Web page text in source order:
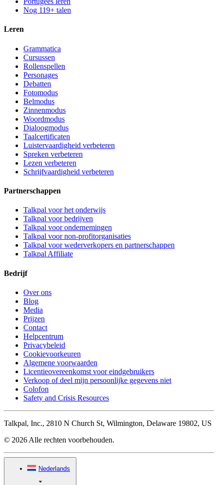
Nog 119+ talen
Leren
Grammatica
Cursussen
Rollenspellen
Personages
Debatten
Fotomodus
Belmodus
Zinnenmodus
Woordmodus
Dialoogmodus
Taalcertificaten
Luistervaardigheid verbeteren
Spreken verbeteren
Lezen verbeteren
Schrijfvaardigheid verbeteren
Partnerschappen
Talkpal voor het onderwijs
Talkpal voor bedrijven
Talkpal voor ondernemingen
Talkpal voor non-profitorganisaties
Talkpal voor wederverkopers en partnerschappen
Talkpal Affiliate
Bedrijf
Over ons
Blog
Media
Prijzen
Contact
Helpcentrum
Privacybeleid
Cookievoorkeuren
Algemene voorwaarden
Licentieovereenkomst voor eindgebruikers
Verkoop of deel mijn persoonlijke gegevens niet
Colofon
Safety and Crisis Resources
Talkpal, Inc., 2810 N Church St, Wilmington, Delaware 19802, US
© 2026 Alle rechten voorbehouden.
Nederlands